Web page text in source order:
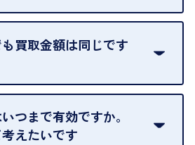
ります。出張買取をご利用くださ
お伺いします。
買取金額は同じです
律です。
場は日々変動するため、査定した日
が変わることはございます。
つまで有効ですか。
えたいです